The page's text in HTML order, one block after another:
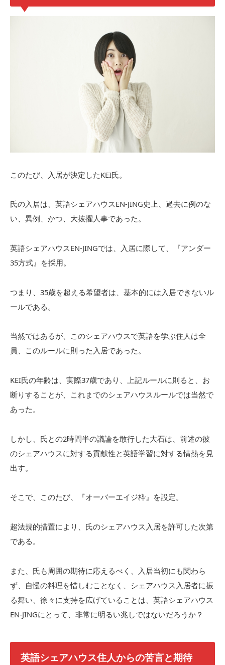
このたび、入居が決定したKEI氏。
氏の入居は、英語シェアハウスEN-JING史上、過去に例のな
い、異例、かつ、大抜擢人事であった。
英語シェアハウスEN-JINGでは、入居に際して、『アンダー
35方式』を採用。
つまり、35歳を超える希望者は、基本的には入居できないル
ールである。
当然ではあるが、このシェアハウスで英語を学ぶ住人は全
員、このルールに則った入居であった。
KEI氏の年齢は、実際37歳であり、上記ルールに則ると、お
断りすることが、これまでのシェアハウスルールでは当然で
あった。
しかし、氏との2時間半の議論を敢行した大石は、前述の彼
のシェアハウスに対する貢献性と英語学習に対する情熱を見
出す。
そこで、このたび、『オーバーエイジ枠』を設定。
超法規的措置により、氏のシェアハウス入居を許可した次第
である。
また、氏も周囲の期待に応えるべく、入居当初にも関わら
ず、自慢の料理を惜しむことなく、シェアハウス入居者に振
る舞い、徐々に支持を広げていることは、英語シェアハウス
EN-JINGにとって、非常に明るい兆しではないだろうか？
英語シェアハウス住人からの苦言と期待